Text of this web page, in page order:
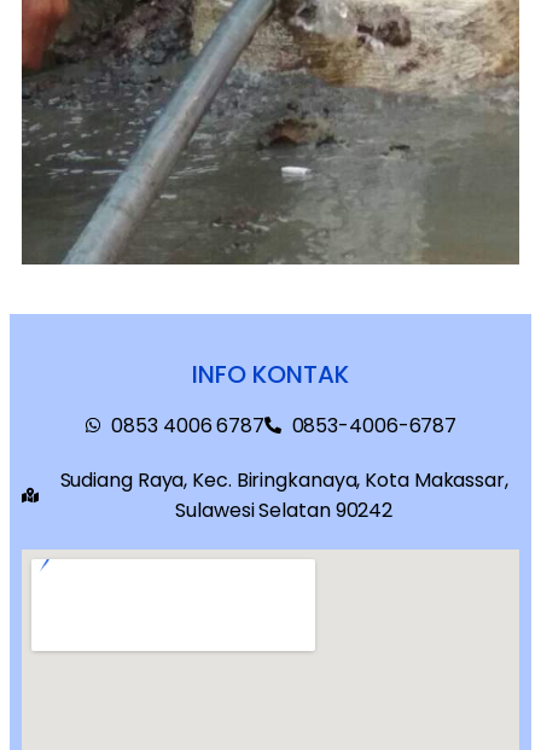
INFO KONTAK
0853 4006 6787
0853-4006-6787
Sudiang Raya, Kec. Biringkanaya, Kota Makassar,
Sulawesi Selatan 90242